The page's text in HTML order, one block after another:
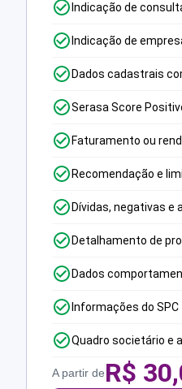
Indicação de
Indicação de
Dados cadastrais
Serasa Score
Faturamento ou
Recomendação e
Dívidas, negativas e
Detalhamento de
Dados
Informações do SPC
Quadro societário e
A partir deR$